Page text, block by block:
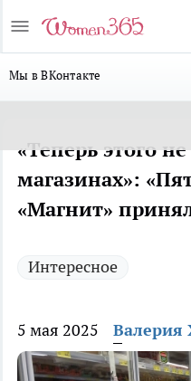
Мы в ВКонтакте
«Теперь этого
магазинах»:
«Магнит»
Интересное
5 мая 2025 Валерия